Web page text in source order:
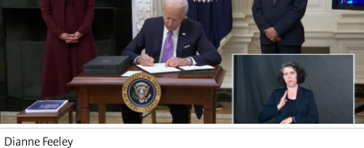
Dianne Feeley